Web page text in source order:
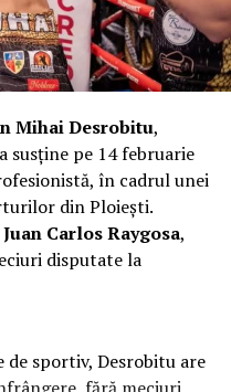
Mihai Desrobitu,
susține pe 14 februarie
în cadrul unei
din Ploiești.
Juan Carlos Raygosa,
disputate la
sportiv, Desrobitu are